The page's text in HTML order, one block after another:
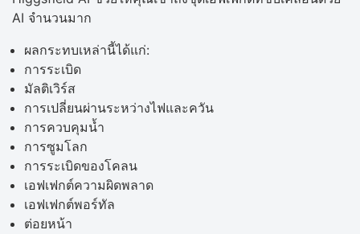
AI จำนวนมาก
ผลกระทบเหล่านี้ได้แก่:
การระเบิด
มัลติเวิร์ส
การเปลี่ยนผ่านระหว่างไฟและควัน
การควบคุมน้ำ
การซูมโลก
การระเบิดของโคลน
เอฟเฟกต์ความผิดพลาด
เอฟเฟกต์พอร์ทัล
ต่อยหน้า